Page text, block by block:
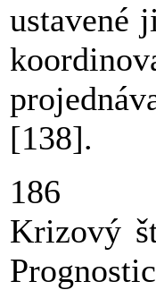
ustavené
[138].
186
Krizový